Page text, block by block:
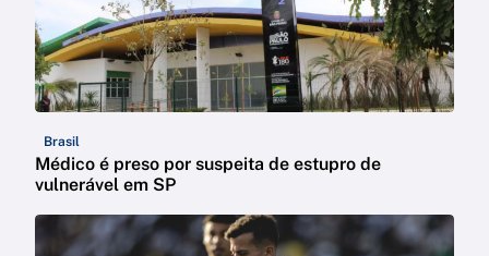
Brasil
Médico é preso por suspeita de estupro de
vulnerável em SP